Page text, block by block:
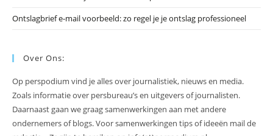
Ontslagbrief e-mail voorbeeld: zo regel je je ontslag professioneel
Over Ons:
Op perspodium vind je alles over journalistiek, nieuws en media.
Zoals informatie over persbureau’s en uitgevers of journalisten.
Daarnaast gaan we graag samenwerkingen aan met andere
ondernemers of blogs. Voor samenwerkingen tips of ideeën mail de